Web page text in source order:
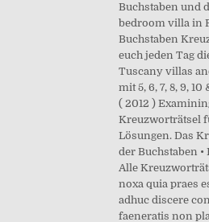
Buchstaben und
bedroom villa in
Buchstaben
euch jeden Tag
Tuscany villas
mit 5, 6, 7, 8, 9,
( 2012 )
Kreuzworträtsel
Lösungen. Das
der Buchstaben
Alle
noxa quia praes
adhuc discere
faeneratis non